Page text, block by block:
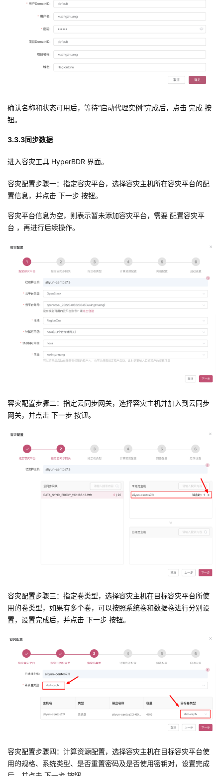
确认名称和状态可用后，等待“启动代理实例”完成后，点击 完成 按
钮。
3.3.3同步数据
进入容灾工具 HyperBDR 界面。
容灾配置步骤一：指定容灾平台，选择容灾主机所在容灾平台的配
置信息，并点击 下一步 按钮。
容灾平台信息为空，则表示暂未添加容灾平台，需要 配置容灾平
台 ，再进行后续操作。
容灾配置步骤二：指定云同步网关，选择容灾主机并加入到云同步
网关，并点击 下一步 按钮。
容灾配置步骤三：指定卷类型，选择容灾主机在目标容灾平台所使
用的卷类型，如果有多个卷，可以按照系统卷和数据卷进行分别设
置，设置完成后，并点击 下一步 按钮。
容灾配置步骤四：计算资源配置，选择容灾主机在目标容灾平台使
用的规格、系统类型、是否重置密码及是否使用密钥对，设置完成